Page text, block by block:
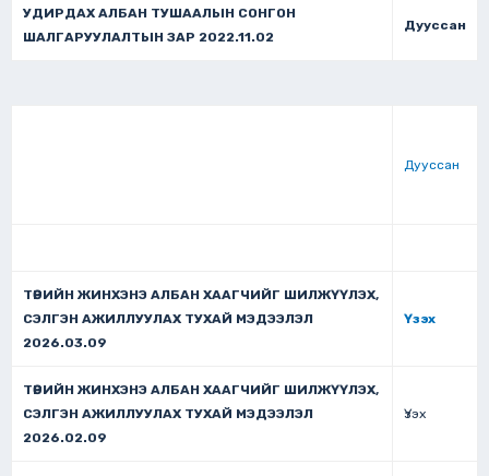
УДИРДАХ АЛБАН ТУШААЛЫН СОНГОН
ШАЛГАРУУЛАЛТЫН ЗАР 2022.11.02
Дууссан
Дууссан
ТӨРИЙН ЖИНХЭНЭ АЛБАН ХААГЧИЙГ ШИЛЖҮҮЛЭХ,
СЭЛГЭН АЖИЛЛУУЛАХ ТУХАЙ МЭДЭЭЛЭЛ
2026.03.09
Үзэх
ТӨРИЙН ЖИНХЭНЭ АЛБАН ХААГЧИЙГ ШИЛЖҮҮЛЭХ,
СЭЛГЭН АЖИЛЛУУЛАХ ТУХАЙ МЭДЭЭЛЭЛ
2026.02.09
Үзэх